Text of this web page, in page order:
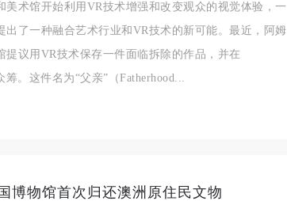
美术馆开始利用VR技术增强和改变观众的视觉体验，一
出了一种融合艺术行业和VR技术的新可能。最近，阿姆
提议用VR技术保存一件面临拆除的作品，并在
。这件名为“父亲”（Fatherhood...
博物馆首次归还澳洲原住民文物
发送验证码
），愿意将本人
（包括美术馆会员活
（如参与工作坊创作
学院可以以电子、网
识资源总库》《中央
，同意按相关“章程”规
），愿意将本人
（包括美术馆会员活
（如参与工作坊创作
学院可以以电子、网
识资源总库》《中央
，同意按相关“章程”规
），愿意将本人
（包括美术馆会员活
（如参与工作坊创作
学院可以以电子、网
识资源总库》《中央
，同意按相关“章程”规